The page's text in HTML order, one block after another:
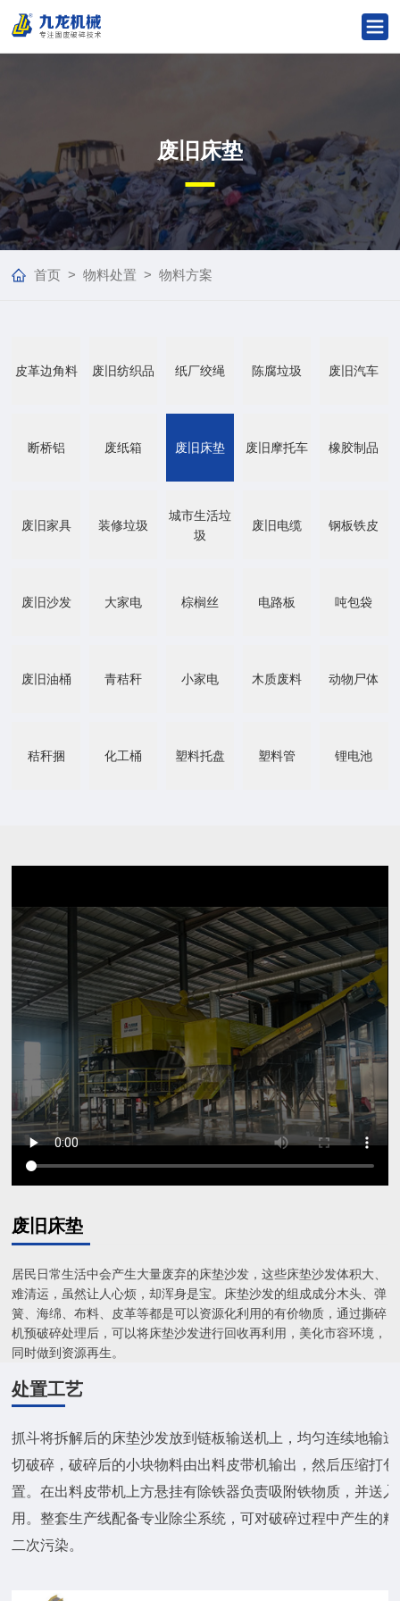
废旧床垫
首页 > 物料处置 > 物料方案
皮革边角料 废旧纺织品 纸厂绞绳 陈腐垃圾 废旧汽车
断桥铝 废纸箱 废旧床垫 废旧摩托车 橡胶制品
废旧家具 装修垃圾
城市生活垃
圾
废旧电缆 钢板铁皮
废旧沙发 大家电 棕榈丝 电路板 吨包袋
废旧油桶 青秸秆 小家电 木质废料 动物尸体
秸秆捆 化工桶 塑料托盘 塑料管 锂电池
废旧床垫
居民日常生活中会产生大量废弃的床垫沙发，这些床垫沙发体积大、
难清运，虽然让人心烦，却浑身是宝。床垫沙发的组成成分木头、弹
簧、海绵、布料、皮革等都是可以资源化利用的有价物质，通过撕碎
机预破碎处理后，可以将床垫沙发进行回收再利用，美化市容环境，
同时做到资源再生。
处置工艺
抓斗将拆解后的床垫沙发放到链板输送机上，均匀连续地输
切破碎，破碎后的小块物料由出料皮带机输出，然后压缩打
置。在出料皮带机上方悬挂有除铁器负责吸附铁物质，并送
用。整套生产线配备专业除尘系统，可对破碎过程中产生的
二次污染。